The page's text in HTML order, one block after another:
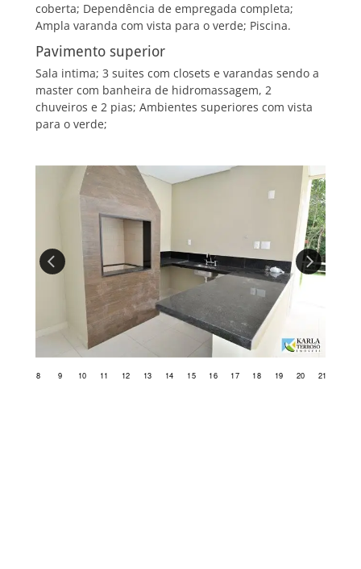
coberta; Dependência de empregada completa;
Ampla varanda com vista para o verde; Piscina.
Pavimento superior
Sala intima; 3 suites com closets e varandas sendo a
master com banheira de hidromassagem, 2
chuveiros e 2 pias; Ambientes superiores com vista
para o verde;